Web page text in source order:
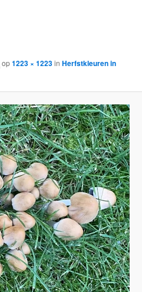
op1223 × 1223inHerfstkleuren in